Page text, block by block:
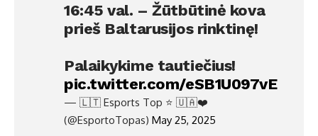
16:45 val. – Žūtbūtinė kova
prieš Baltarusijos rinktinę!
Palaikykime tautiečius!
pic.twitter.com/eSB1U097vE
— 🇱🇹 Esports Top ⭐️ 🇺🇦❤️
(@EsportoTopas) May 25, 2025